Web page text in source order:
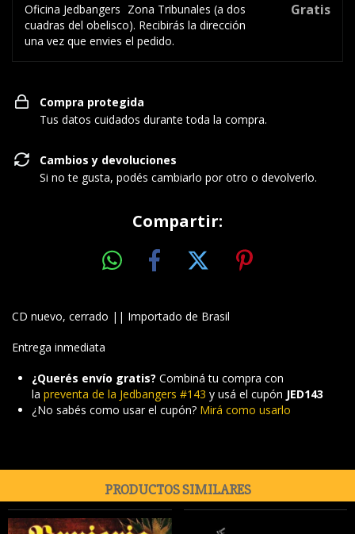
Oficina Jedbangers Zona Tribunales (a dos
cuadras del obelisco). Recibirás la dirección
una vez que envies el pedido.
Gratis
Compra protegida
Tus datos cuidados durante toda la compra.
Cambios y devoluciones
Si no te gusta, podés cambiarlo por otro o devolverlo.
Compartir:
CD nuevo, cerrado || Importado de Brasil
Entrega inmediata
¿Querés envío gratis? Combiná tu compra con
la preventa de la Jedbangers #143 y usá el cupón JED143
¿No sabés como usar el cupón? Mirá como usarlo
PRODUCTOS SIMILARES